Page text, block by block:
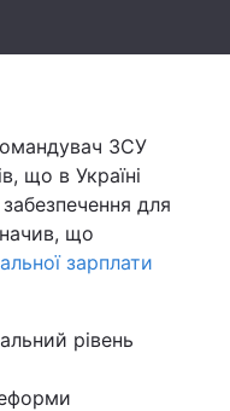
ЗСУ
що в Україні
для
що
зарплати
рівень